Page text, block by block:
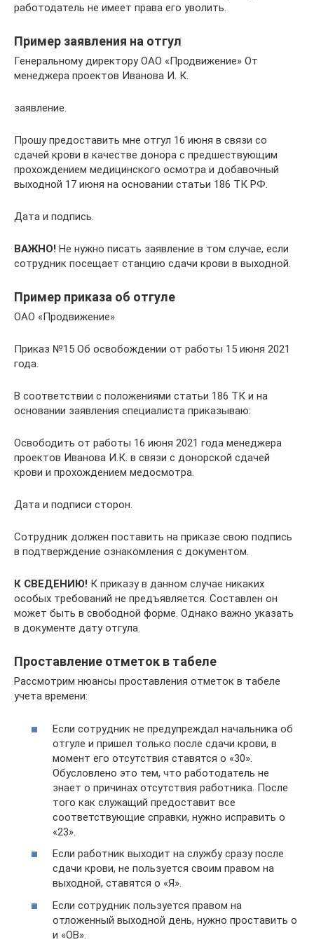
работодатель не имеет права его уволить.
Пример заявления на отгул
Генеральному директору ОАО «Продвижение» От
менеджера проектов Иванова И. К.
заявление.
Прошу предоставить мне отгул 16 июня в связи со
сдачей крови в качестве донора с предшествующим
прохождением медицинского осмотра и добавочный
выходной 17 июня на основании статьи 186 ТК РФ.
Дата и подпись.
ВАЖНО! Не нужно писать заявление в том случае, если
сотрудник посещает станцию сдачи крови в выходной.
Пример приказа об отгуле
ОАО «Продвижение»
Приказ №15 Об освобождении от работы 15 июня 2021
года.
В соответствии с положениями статьи 186 ТК и на
основании заявления специалиста приказываю:
Освободить от работы 16 июня 2021 года менеджера
проектов Иванова И.К. в связи с донорской сдачей
крови и прохождением медосмотра.
Дата и подписи сторон.
Сотрудник должен поставить на приказе свою подпись
в подтверждение ознакомления с документом.
К СВЕДЕНИЮ! К приказу в данном случае никаких
особых требований не предъявляется. Составлен он
может быть в свободной форме. Однако важно указать
в документе дату отгула.
Проставление отметок в табеле
Рассмотрим нюансы проставления отметок в табеле
учета времени:
Если сотрудник не предупреждал начальника об
отгуле и пришел только после сдачи крови, в
момент его отсутствия ставятся о «30».
Обусловлено это тем, что работодатель не
знает о причинах отсутствия работника. После
того как служащий предоставит все
соответствующие справки, нужно исправить о
«23».
Если работник выходит на службу сразу после
сдачи крови, не пользуется своим правом на
выходной, ставятся о «Я».
Если сотрудник пользуется правом на
отложенный выходной день, нужно проставить о
и «ОВ».